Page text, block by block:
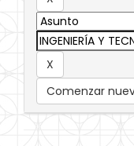
Comenzar